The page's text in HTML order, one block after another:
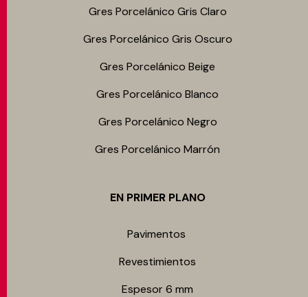
Gres Porcelánico Gris Claro
Gres Porcelánico Gris Oscuro
Gres Porcelánico Beige
Gres Porcelánico Blanco
Gres Porcelánico Negro
Gres Porcelánico Marrón
EN PRIMER PLANO
Pavimentos
Revestimientos
Espesor 6 mm